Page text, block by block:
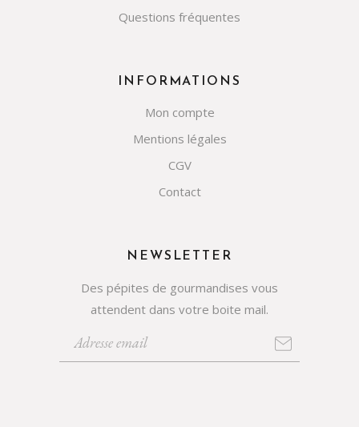
Questions fréquentes
INFORMATIONS
Mon compte
Mentions légales
CGV
Contact
NEWSLETTER
Des pépites de gourmandises vous
attendent dans votre boite mail.